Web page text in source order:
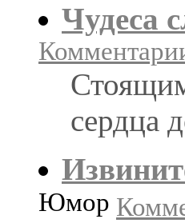
Чудеса
сердца
Юмор